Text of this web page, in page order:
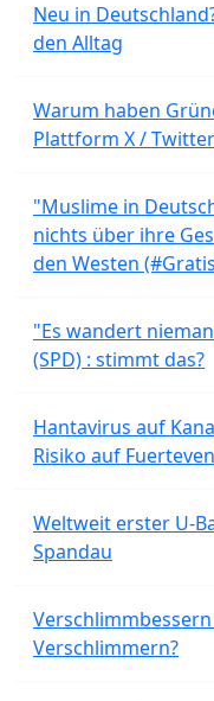
Neu in
den Alltag
Warum haben
Plattform X /
"Muslime in
nichts über ihre
den Westen
"Es wandert
(SPD) : stimmt das?
Hantavirus auf
Risiko auf
Weltweit erster U-
Spandau
Verschlimmern?